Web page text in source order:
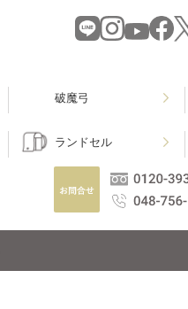
破魔弓
ランドセル